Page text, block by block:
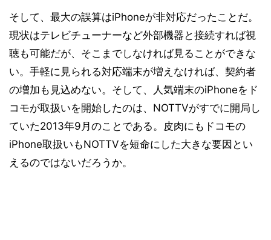
そして、最大の誤算はiPhoneが非対応だったことだ。
現状はテレビチューナーなど外部機器と接続すれば視
聴も可能だが、そこまでしなければ見ることができな
い。手軽に見られる対応端末が増えなければ、契約者
の増加も見込めない。そして、人気端末のiPhoneをド
コモが取扱いを開始したのは、NOTTVがすでに開局し
ていた2013年9月のことである。皮肉にもドコモの
iPhone取扱いもNOTTVを短命にした大きな要因とい
えるのではないだろうか。